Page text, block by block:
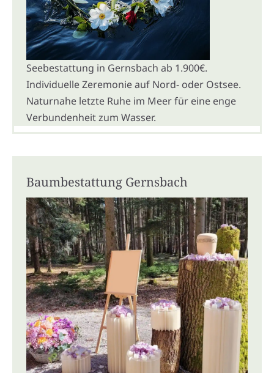
Seebestattung in Gernsbach ab 1.900€.
Individuelle Zeremonie auf Nord- oder Ostsee.
Naturnahe letzte Ruhe im Meer für eine enge
Verbundenheit zum Wasser.
Baumbestattung Gernsbach